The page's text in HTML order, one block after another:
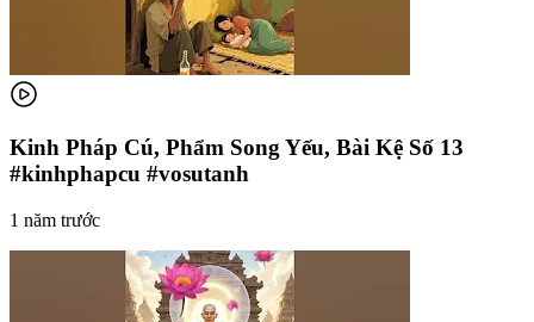
Kinh Pháp Cú, Phẩm Song Yếu, Bài Kệ Số 13
#kinhphapcu #vosutanh
1 năm trước